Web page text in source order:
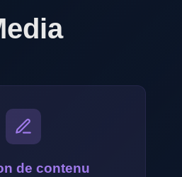
de contenu